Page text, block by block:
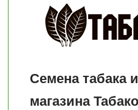
Семена табака
магазина